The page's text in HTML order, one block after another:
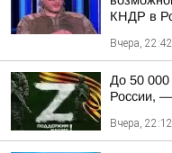
КНДР в
Вчера, 22:42
До 50 000
России,
Вчера, 22:12